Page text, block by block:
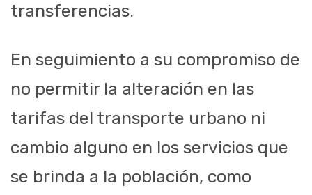
transferencias.
En seguimiento a su compromiso de
no permitir la alteración en las
tarifas del transporte urbano ni
cambio alguno en los servicios que
se brinda a la población, como